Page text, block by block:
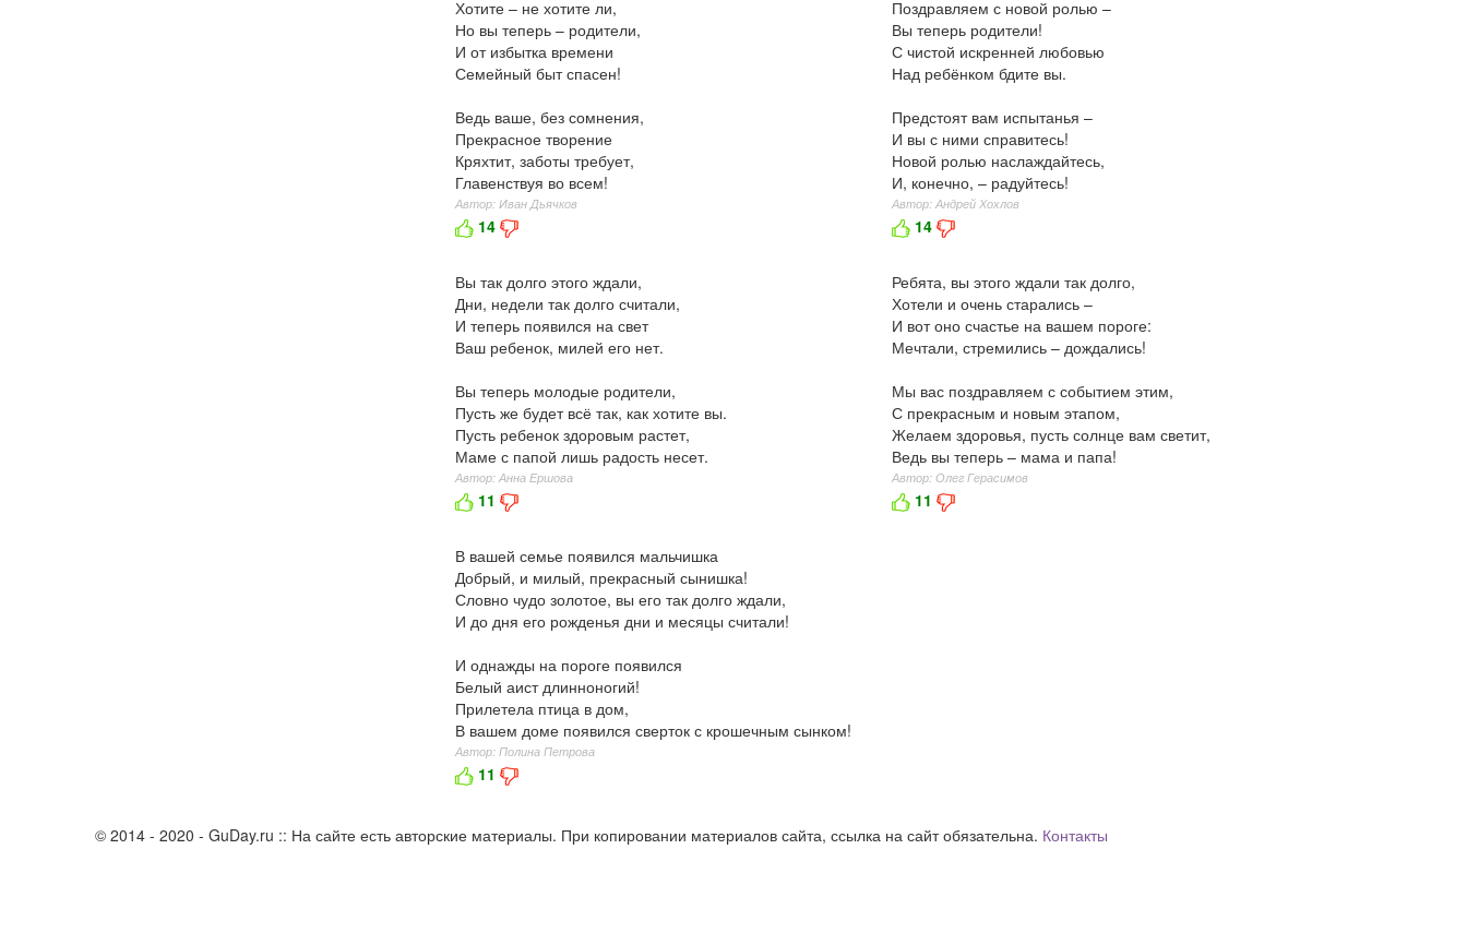
Хотите – не хотите ли,
Но вы теперь – родители,
И от избытка времени
Семейный быт спасен!
Ведь ваше, без сомнения,
Прекрасное творение
Кряхтит, заботы требует,
Главенствуя во всем!
Автор: Иван Дьячков
14
Поздравляем с новой ролью –
Вы теперь родители!
С чистой искренней любовью
Над ребёнком бдите вы.
Предстоят вам испытанья –
И вы с ними справитесь!
Новой ролью наслаждайтесь,
И, конечно, – радуйтесь!
Автор: Андрей Хохлов
14
Вы так долго этого ждали,
Дни, недели так долго считали,
И теперь появился на свет
Ваш ребенок, милей его нет.
Вы теперь молодые родители,
Пусть же будет всё так, как хотите вы.
Пусть ребенок здоровым растет,
Маме с папой лишь радость несет.
Автор: Анна Ершова
11
Ребята, вы этого ждали так долго,
Хотели и очень старались –
И вот оно счастье на вашем пороге:
Мечтали, стремились – дождались!
Мы вас поздравляем с событием этим,
С прекрасным и новым этапом,
Желаем здоровья, пусть солнце вам светит,
Ведь вы теперь – мама и папа!
Автор: Олег Герасимов
11
В вашей семье появился мальчишка
Добрый, и милый, прекрасный сынишка!
Словно чудо золотое, вы его так долго ждали,
И до дня его рожденья дни и месяцы считали!
И однажды на пороге появился
Белый аист длинноногий!
Прилетела птица в дом,
В вашем доме появился сверток с крошечным сынком!
Автор: Полина Петрова
11
© 2014 - 2020 - GuDay.ru :: На сайте есть авторские материалы. При копировании материалов сайта, ссылка на сайт обязательна. Контакты